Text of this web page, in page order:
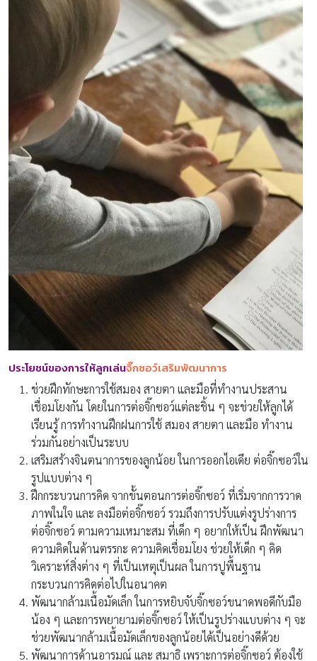
ประโยชน์ของการให้ลูกเล่นจิ๊กซอว์เสริมพัฒนาการ
ช่วยฝึกทักษะการใช้สมอง สายตา และมือที่ทำงานประสาน
เชื่อมโยงกัน โดยในการต่อจิ๊กซอว์แต่ละชิ้น ๆ จะช่วยให้ลูกได้
เรียนรู้ การทำงานฝึกฝนการใช้ สมอง สายตา และมือ ทำงาน
ร่วมกันอย่างเป็นระบบ
เสริมสร้างจินตนาการของลูกน้อย ในการออกไอเดีย ต่อจิ๊กซอว์ใน
รูปแบบต่าง ๆ
ฝึกกระบวนการคิด จากขั้นตอนการต่อจิ๊กซอว์ ที่เริ่มจากการวาด
ภาพในใจ และ ลงมือต่อจิ๊กซอว์ รวมถึงการปรับแต่งรูปร่างการ
ต่อจิ๊กซอว์ ตามความเหมาะสม ที่เด็ก ๆ อยากให้เป็น ฝึกพัฒนา
ความคิดในด้านตรรกะ ความคิดเชื่อมโยง ช่วยให้เด็ก ๆ คิด
วิเคราะห์สิ่งต่าง ๆ ที่เป็นเหตุเป็นผล ในการปูพื้นฐาน
กระบวนการคิดต่อไปในอนาคต
พัฒนากล้ามเนื้อมัดเล็ก ในการหยิบจับจิ๊กซอว์ขนาดพอดีกับมือ
น้อง ๆ และการพยายามต่อจิ๊กซอว์ ให้เป็นรูปร่างแบบต่าง ๆ จะ
ช่วยพัฒนากล้ามเนื้อมัดเล็กของลูกน้อยได้เป็นอย่างดีด้วย
พัฒนาการด้านอารมณ์ และ สมาธิ เพราะการต่อจิ๊กซอว์ ต้องใช้